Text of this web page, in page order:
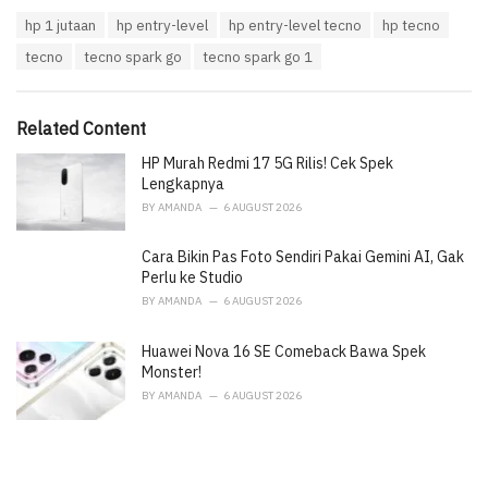
i
hp 1 jutaan hp entry-level hp entry-level tecno
hp tecno
tecno
tecno spark go tecno spark go 1
Related Content
HP Murah Redmi 17 5G Rilis! Cek Spek
Lengkapnya
BY AMANDA 6 AUGUST 2026
Cara Bikin Pas Foto Sendiri Pakai Gemini AI, Gak
Perlu ke Studio
BY AMANDA 6 AUGUST 2026
Huawei Nova 16 SE Comeback Bawa Spek
Monster!
BY AMANDA 6 AUGUST 2026